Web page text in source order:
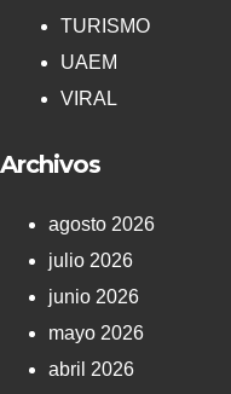
TURISMO
UAEM
VIRAL
Archivos
agosto 2026
julio 2026
junio 2026
mayo 2026
abril 2026